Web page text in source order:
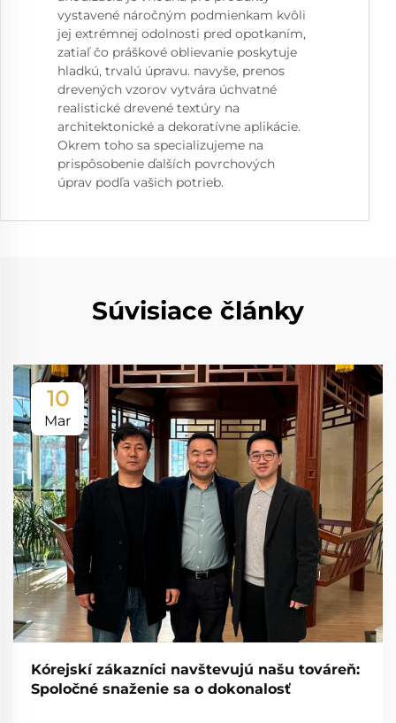
vystavené náročným podmienkam kvôli
jej extrémnej odolnosti pred opotkaním,
zatiaľ čo práškové oblievanie poskytuje
hladkú, trvalú úpravu. navyše, prenos
drevených vzorov vytvára úchvatné
realistické drevené textúry na
architektonické a dekoratívne aplikácie.
Okrem toho sa specializujeme na
prispôsobenie ďalších povrchových
úprav podľa vašich potrieb.
Súvisiace články
10
Mar
Kórejskí zákazníci navštevujú našu továreň:
Spoločné snaženie sa o dokonalosť